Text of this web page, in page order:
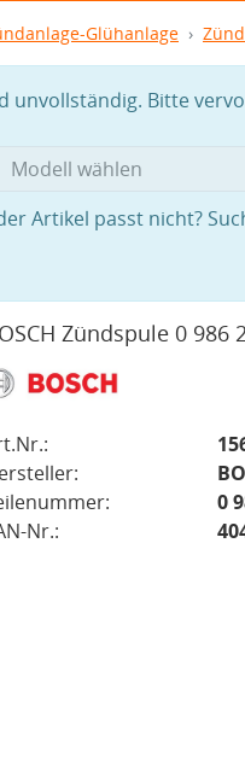
Glühanlage
unvollständig. Bitte
Artikel passt nicht?
Zündspule 0 986
0
Nr.: